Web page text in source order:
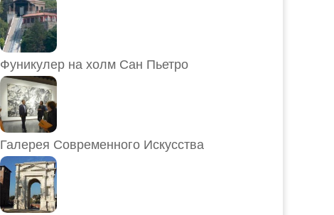
Фуникулер на холм Сан Пьетро
Галерея Современного Искусства